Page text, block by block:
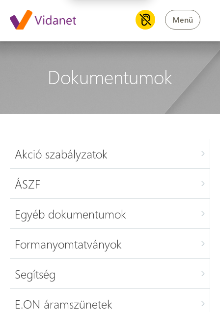
Menü
Dokumentumok
Akció szabályzatok
ÁSZF
Egyéb dokumentumok
Formanyomtatványok
Segítség
E.ON áramszünetek